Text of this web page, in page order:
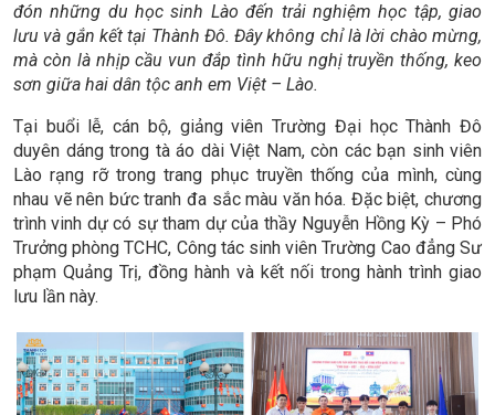
đón những du học sinh Lào đến trải nghiệm học tập, giao
lưu và gắn kết tại Thành Đô. Đây không chỉ là lời chào mừng,
mà còn là nhịp cầu vun đắp tình hữu nghị truyền thống, keo
sơn giữa hai dân tộc anh em Việt – Lào.
Tại buổi lễ, cán bộ, giảng viên Trường Đại học Thành Đô
duyên dáng trong tà áo dài Việt Nam, còn các bạn sinh viên
Lào rạng rỡ trong trang phục truyền thống của mình, cùng
nhau vẽ nên bức tranh đa sắc màu văn hóa. Đặc biệt, chương
trình vinh dự có sự tham dự của thầy Nguyễn Hồng Kỳ – Phó
Trưởng phòng TCHC, Công tác sinh viên Trường Cao đẳng Sư
phạm Quảng Trị, đồng hành và kết nối trong hành trình giao
lưu lần này.